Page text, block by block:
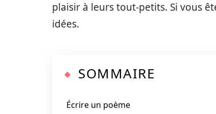
plaisir à leurs tout-petits. Si vous
idées.
SOMMAIRE
Écrire un poème